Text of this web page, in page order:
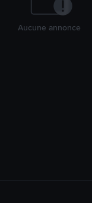
Aucune annonce